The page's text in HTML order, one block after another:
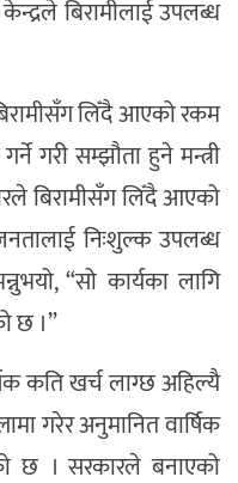
बिरामीलाई उपलब्ध
लिँदै आएको रकम
गरी सम्झौता हुने मन्त्री
बिरामीसँग लिँदै आएको
निःशुल्क उपलब्ध
“सो कार्यका लागि
छ ।”
कति खर्च लाग्छ अहिल्यै
गरेर अनुमानित वार्षिक
छ । सरकारले बनाएको